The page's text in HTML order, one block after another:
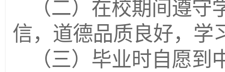
（二）在校期间遵
信，道德品质良好，学
（三）毕业时自愿